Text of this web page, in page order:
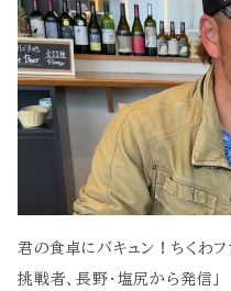
君の食卓にバキュン！ちくわ
挑戦者、長野・塩尻から発信」